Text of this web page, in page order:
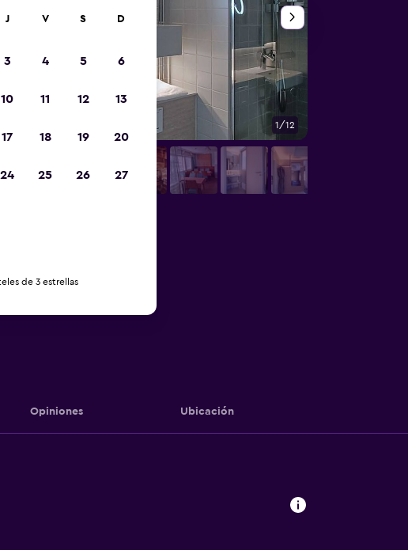
1/12
Opiniones Ubicación
J V S D
3 4 5 6
10 11 12 13
17 18 19 20
24 25 26 27
de 3 estrellas